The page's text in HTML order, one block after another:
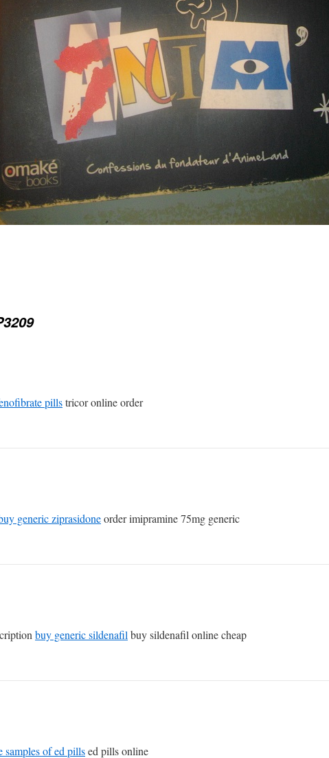
pillstricor online order
generic ziprasidoneorder imipramine 75mg generic
buy generic sildenafil buy sildenafil online cheap
samples of ed pillsed pills online